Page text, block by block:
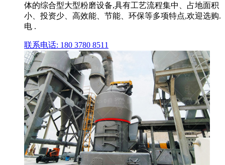
体的综合型大型粉磨设备,具有工艺流程集中、占地面积
小、投资少、高效能、节能、环保等多项特点,欢迎选购.
电 .
联系电话: 180 3780 8511